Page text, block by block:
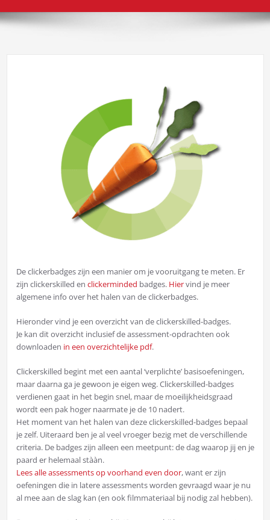
De clickerbadges zijn een manier om je vooruitgang te meten. Er
zijn clickerskilled en clickerminded badges. Hiervind je meer
algemene info over het halen van de clickerbadges.
Hieronder vind je een overzicht van de clickerskilled-badges.
Je kan dit overzicht inclusief de assessment-opdrachten ook
downloaden in een overzichtelijke pdf.
Clickerskilled begint met een aantal ‘verplichte’ basisoefeningen,
maar daarna ga je gewoon je eigen weg. Clickerskilled-badges
verdienen gaat in het begin snel, maar de moeilijkheidsgraad
wordt een pak hoger naarmate je de 10 nadert.
Het moment van het halen van deze clickerskilled-badges bepaal
je zelf. Uiteraard ben je al veel vroeger bezig met de verschillende
criteria. De badges zijn alleen een meetpunt: de dag waarop jij en je
paard er helemaal stààn.
Lees alle assessments op voorhand even door, want er zijn
oefeningen die in latere assessments worden gevraagd waar je nu
al mee aan de slag kan (en ook filmmateriaal bij nodig zal hebben).